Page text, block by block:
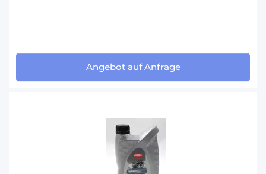
Angebot auf Anfrage